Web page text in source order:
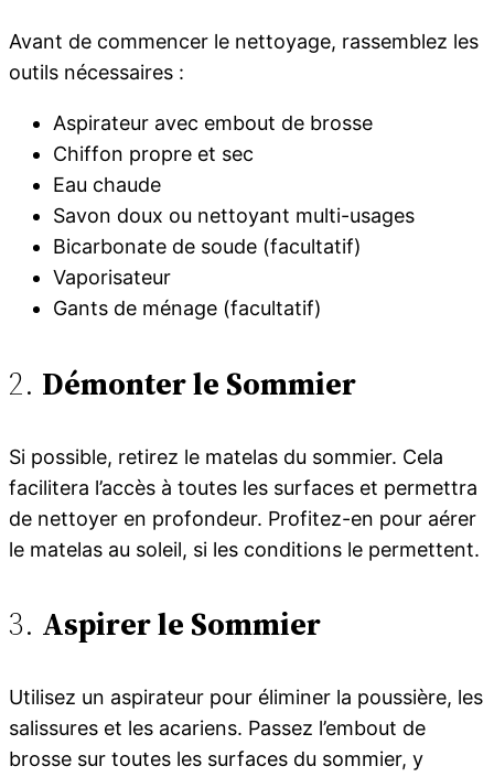
Avant de commencer le nettoyage, rassemblez les
outils nécessaires :
Aspirateur avec embout de brosse
Chiffon propre et sec
Eau chaude
Savon doux ou nettoyant multi-usages
Bicarbonate de soude (facultatif)
Vaporisateur
Gants de ménage (facultatif)
2. Démonter le Sommier
Si possible, retirez le matelas du sommier. Cela
facilitera l’accès à toutes les surfaces et permettra
de nettoyer en profondeur. Profitez-en pour aérer
le matelas au soleil, si les conditions le permettent.
3. Aspirer le Sommier
Utilisez un aspirateur pour éliminer la poussière, les
salissures et les acariens. Passez l’embout de
brosse sur toutes les surfaces du sommier, y